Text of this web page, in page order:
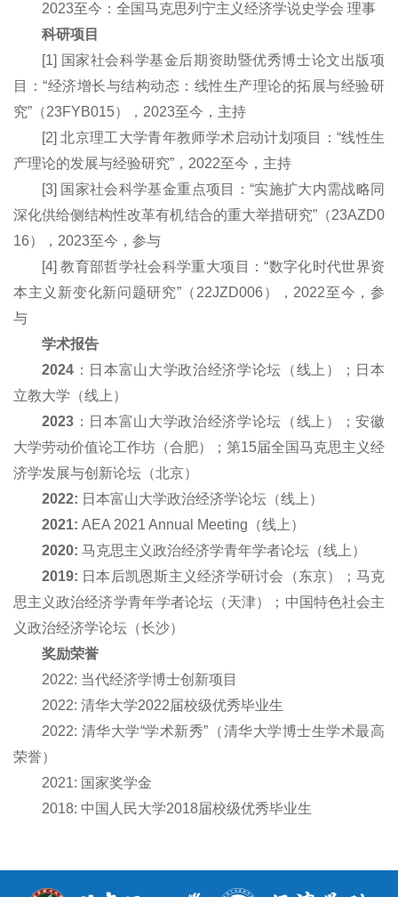
2023至今：全国马克思列宁主义经济学说史学会 理事
科研项目
[1] 国家社会科学基金后期资助暨优秀博士论文出版项
目：“经济增长与结构动态：线性生产理论的拓展与经验研
究”（23FYB015）， 2023至今 ，主持
[2]北京理工大学青年教师学术启动计划项目：“线性生
产理论的发展与经验研究”，2022至今，主持
[3] 国家社会科学基金重点项目： “实施扩大内需战略同
深化供给侧结构性改革有机结合的重大举措研究”（23AZD0
16）
，2023至今 ，参与
[4]教育部哲学社会科学重大项目 ：“数字化时代世界资
本主义新变化新问题研究”（22JZD006） ， 2022至今 ，参
与
学术报告
2024 ：日本富山大学政治经济学论坛（线上）；日本
立教大学（线上）
2023 ：日本富山大学政治经济学论坛（线上）；安徽
大学劳动价值论工作坊（合肥）；第15届全国马克思主义经
济学发展与创新论坛（北京）
2022: 日本富山大学政治经济学论坛（线上）
2021: AEA 2021 Annual Meeting（线上）
2020: 马克思主义政治经济学青年学者论坛（线上）
2019: 日本后凯恩斯主义经济学研讨会（东京）；马克
思主义政治经济学青年学者论坛（天津）；中国特色社会主
义政治经济学论坛（长沙）
奖励荣誉
2022: 当代经济学博士创新项目
2022: 清华大学2022届校级优秀毕业生
2022: 清华大学“学术新秀”（清华大学博士生学术最高
荣誉）
2021: 国家奖学金
2018: 中国人民大学2018届校级优秀毕业生